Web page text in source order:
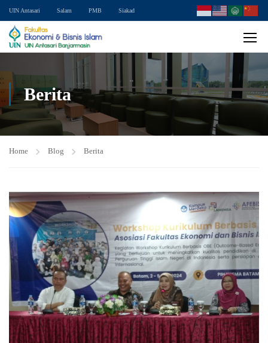
UIN Antasari Salam PMB Siakad
Berita
Home Blog Berita